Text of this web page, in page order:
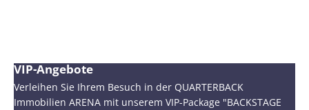
VIP-Angebote
Verleihen Sie Ihrem Besuch in der QUARTERBACK
Immobilien ARENA mit unserem VIP-Package "BACKSTAGE